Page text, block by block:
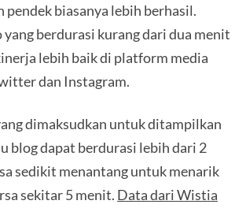
pendek biasanya lebih berhasil.
berdurasi kurang dari dua menit
lebih baik di platform media
dan Instagram.
dimaksudkan untuk ditampilkan
blog dapat berdurasi lebih dari 2
sedikit menantang untuk menarik
sekitar 5 menit. Data dari Wistia